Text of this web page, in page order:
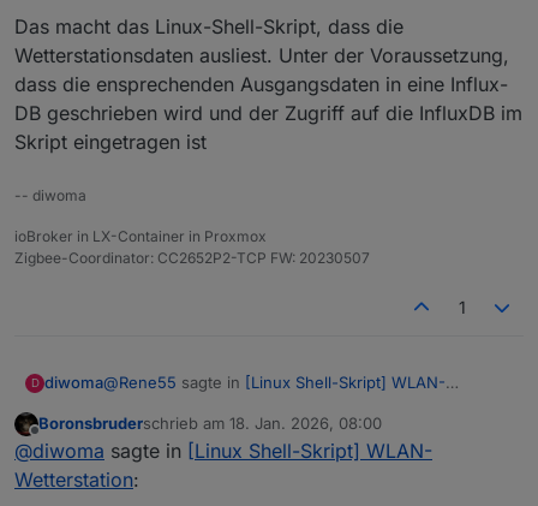
Das macht das Linux-Shell-Skript, dass die
Wetterstationsdaten ausliest. Unter der Voraussetzung,
dass die ensprechenden Ausgangsdaten in eine Influx-
DB geschrieben wird und der Zugriff auf die InfluxDB im
Skript eingetragen ist
-- diwoma
ioBroker in LX-Container in Proxmox
Zigbee-Coordinator: CC2652P2-TCP FW: 20230507
1
D diwoma@Rene55 sagte in [Linux Shell-Skript] WLAN-
Ich brauch noch mal ein bisschen Nachhilfe: Wer
"0_userdata.0.Wetterstation.Info.Temp_Aussen_2
Das macht das Linux-Shell-Skript, dass die
Offline
Boronsbruderschrieb am 18. Jan. 2026, 08:00
zuletzt editiert von
@diwoma sagte in [Linux Shell-Skript] WLAN-
Wetterstation: